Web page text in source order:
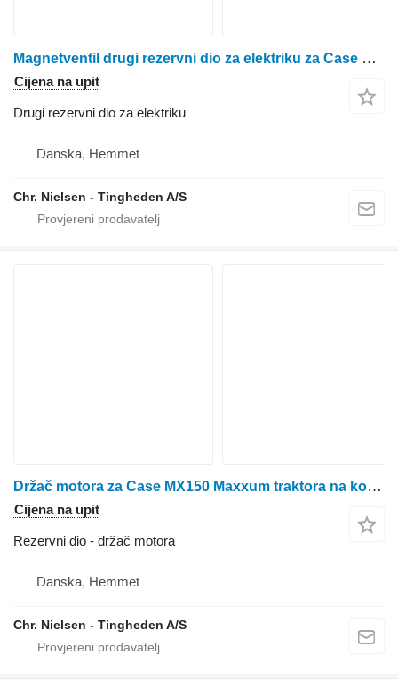
Magnetventil drugi rezervni dio za elektriku za Case MX150 Maxxum traktora na kotačima
Cijena na upit
Drugi rezervni dio za elektriku
Danska, Hemmet
Chr. Nielsen - Tingheden A/S
Držač motora za Case MX150 Maxxum traktora na kotačima
Cijena na upit
Rezervni dio - držač motora
Danska, Hemmet
Chr. Nielsen - Tingheden A/S